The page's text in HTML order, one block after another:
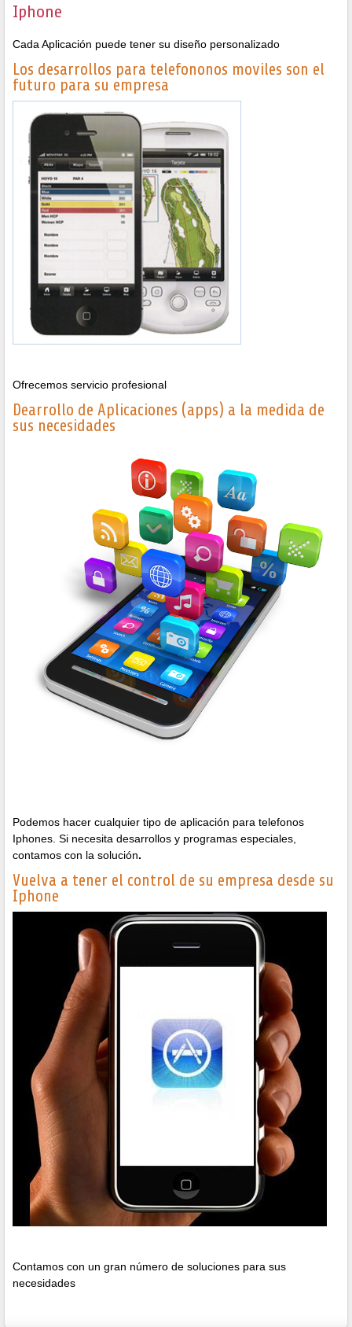
Iphone
Cada Aplicación puede tener su diseño personalizado
Los desarrollos para telefononos moviles son el
futuro para su empresa
Ofrecemos servicio profesional
Dearrollo de Aplicaciones (apps) a la medida de
sus necesidades
Podemos hacer cualquier tipo de aplicación para telefonos
Iphones. Si necesita desarrollos y programas especiales,
contamos con la solución.
Vuelva a tener el control de su empresa desde su
Iphone
Contamos con un gran número de soluciones para sus
necesidades